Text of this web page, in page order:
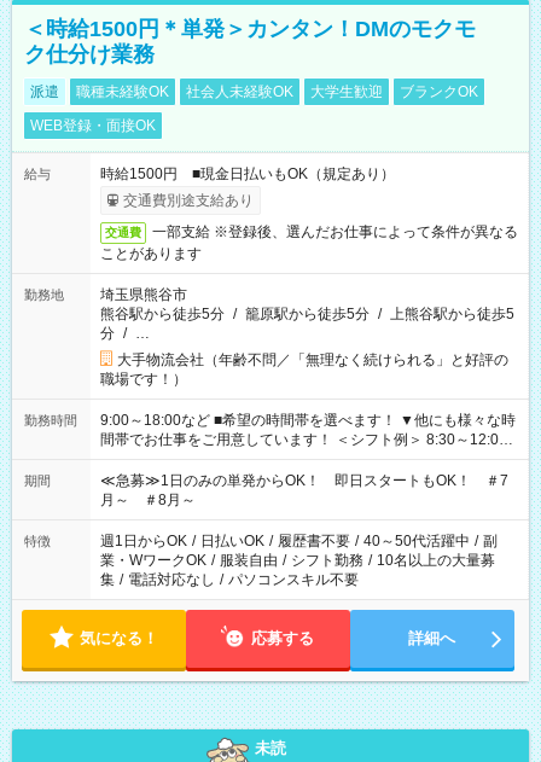
＜時給1500円＊単発＞カンタン！DMのモクモ
ク仕分け業務
派遣 職種未経験OK 社会人未経験OK 大学生歓迎
ブランクOK
WEB登録・面接OK
給与
時給1500円 ■現金日払いもOK（規定あり）
交通費別途支給あり
交通費
一部支給 ※登録後、選んだお仕事によって条件が異なる
ことがあります
勤務地
埼玉県熊谷市
熊谷駅から徒歩5分 / 籠原駅から徒歩5分 / 上熊谷駅から徒歩5
分 / …
大手物流会社（年齢不問／「無理なく続けられる」と好評の
職場です！）
勤務時間
9:00～18:00など ■希望の時間帯を選べます！ ▼他にも様々な時
間帯でお仕事をご用意しています！ ＜シフト例＞ 8:30～12:00
17:00～22:00 13:00～22:00 22:00～翌6:00 など
期間
≪急募≫1日のみの単発からOK！ 即日スタートもOK！ ＃7
月～ ＃8月～
特徴 週1日からOK / 日払いOK / 履歴書不要 / 40～50代活躍中 / 副
業・WワークOK / 服装自由 / シフト勤務 / 10名以上の大量募
集 / 電話対応なし / パソコンスキル不要
気になる！ 応募する 詳細へ
未読